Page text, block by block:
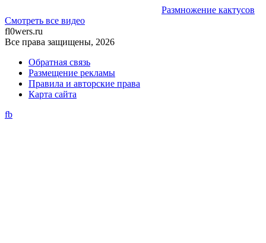
Размножение кактусов
Смотреть все видео
fl0wers.ru
Все права защищены, 2026
Обратная связь
Размещение рекламы
Правила и авторские права
Карта сайта
fb